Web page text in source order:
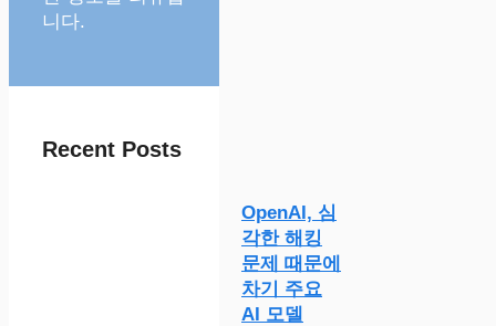
니다.
Recent Posts
OpenAI, 심
각한 해킹
문제 때문에
차기 주요
AI 모델